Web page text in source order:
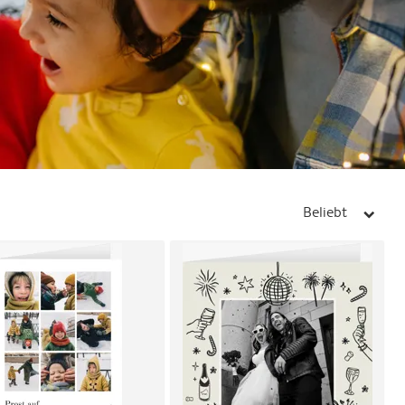
Beliebt arrow_right